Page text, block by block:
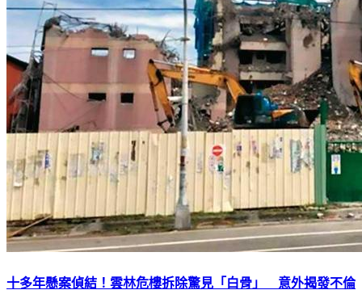
十多年懸案偵結！雲林危樓拆除驚見「白骨」 意外揭發不倫